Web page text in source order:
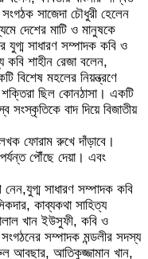
সাজেদা চৌধুরী হেলেন
দেশের মাটি ও মানুষকে
যুগ্ম সাধারণ সম্পাদক কবি ও
কবি শাহীন রেজা বলেন,
বিশেষ মহলের নিয়ন্ত্রণে
ছিল কোনঠাসা। একটি
সংস্কৃতিকে বাদ দিয়ে বিজাতীয়
ফোরাম রুখে দাঁড়াবে।
পৌঁছে দেয়া। এবং
সাধারণ সম্পাদক কবি
কাব্যকথা সাহিত্য
খান ইউসুফী, কবি ও
সংগঠনের সম্পাদক মন্ডলীর সদস্য
আবছার, আতিকুজ্জামান খান,